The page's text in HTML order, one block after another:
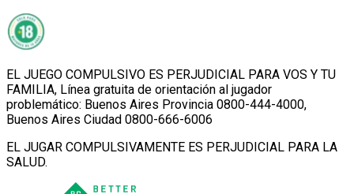
EL JUEGO COMPULSIVO ES PERJUDICIAL PARA VOS Y TU
FAMILIA, Línea gratuita de orientación al jugador
problemático: Buenos Aires Provincia 0800-444-4000,
Buenos Aires Ciudad 0800-666-6006
EL JUGAR COMPULSIVAMENTE ES PERJUDICIAL PARA LA
SALUD.